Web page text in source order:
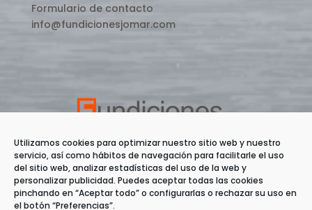
Utilizamos cookies para optimizar nuestro sitio web y nuestro
servicio, así como hábitos de navegación para facilitarle el uso
del sitio web, analizar estadísticas del uso de la web y
personalizar publicidad. Puedes aceptar todas las cookies
pinchando en “Aceptar todo” o configurarlas o rechazar su uso en
el botón “Preferencias”.
Formulario de contacto
info@fundicionesjomar.com